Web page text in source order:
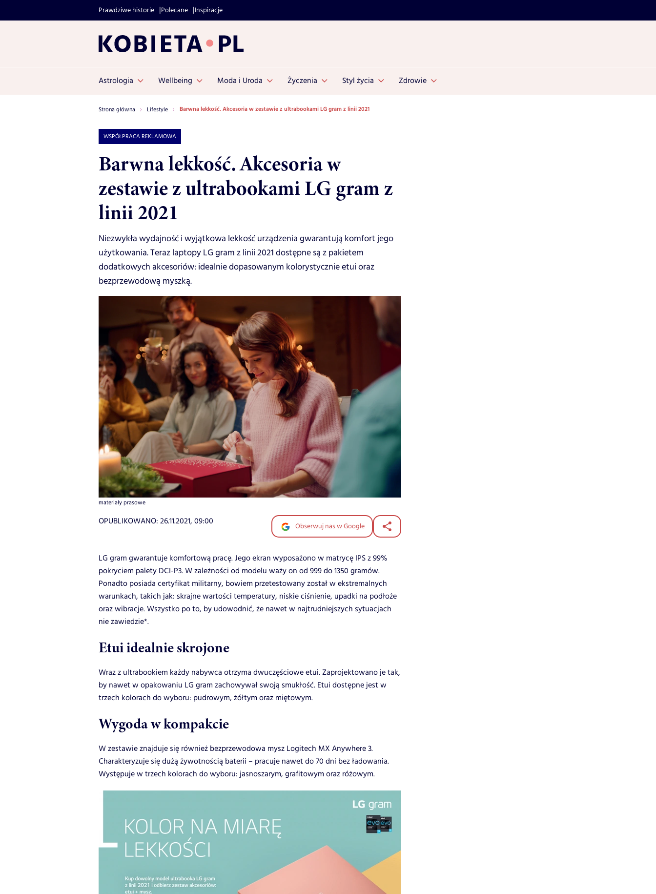
Prawdziwe historie Polecane Inspiracje
Astrologia Wellbeing Moda i Uroda Życzenia Styl życia Zdrowie
Strona główna Lifestyle Barwna lekkość. Akcesoria w zestawie z ultrabookami LG gram z linii 2021
WSPÓŁPRACA REKLAMOWA
Barwna lekkość. Akcesoria w
zestawie z ultrabookami LG gram z
linii 2021
Niezwykła wydajność i wyjątkowa lekkość urządzenia gwarantują komfort jego
użytkowania. Teraz laptopy LG gram z linii 2021 dostępne są z pakietem
dodatkowych akcesoriów: idealnie dopasowanym kolorystycznie etui oraz
bezprzewodową myszką.
materiały prasowe
OPUBLIKOWANO: 26.11.2021, 09:00 Obserwuj nas w Google
LG gram gwarantuje komfortową pracę. Jego ekran wyposażono w matrycę IPS z 99%
pokryciem palety DCI-P3. W zależności od modelu waży on od 999 do 1350 gramów.
Ponadto posiada certyfikat militarny, bowiem przetestowany został w ekstremalnych
warunkach, takich jak: skrajne wartości temperatury, niskie ciśnienie, upadki na podłoże
oraz wibracje. Wszystko po to, by udowodnić, że nawet w najtrudniejszych sytuacjach
nie zawiedzie*.
Etui idealnie skrojone
Wraz z ultrabookiem każdy nabywca otrzyma dwuczęściowe etui. Zaprojektowano je tak,
by nawet w opakowaniu LG gram zachowywał swoją smukłość. Etui dostępne jest w
trzech kolorach do wyboru: pudrowym, żółtym oraz miętowym.
Wygoda w kompakcie
W zestawie znajduje się również bezprzewodowa mysz Logitech MX Anywhere 3.
Charakteryzuje się dużą żywotnością baterii – pracuje nawet do 70 dni bez ładowania.
Występuje w trzech kolorach do wyboru: jasnoszarym, grafitowym oraz różowym.